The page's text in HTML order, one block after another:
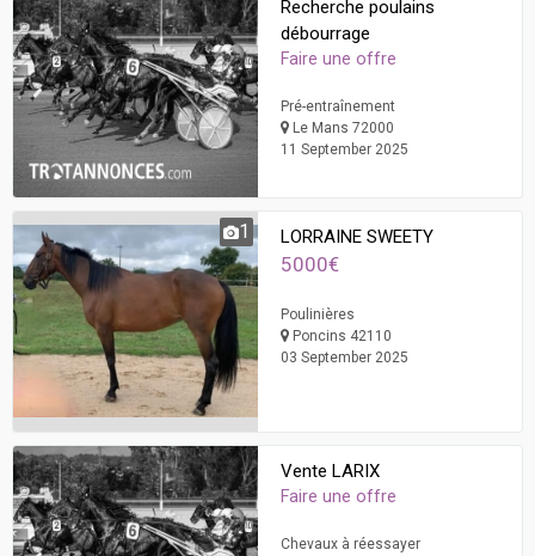
Recherche poulains
débourrage
Faire une offre
Pré-entraînement
Le Mans 72000
11 September 2025
1 LORRAINE SWEETY
5000€
Poulinières
Poncins 42110
03 September 2025
Vente LARIX
Faire une offre
Chevaux à réessayer